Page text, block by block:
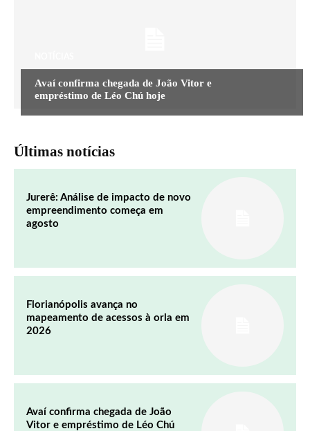
Avaí confirma chegada de João Vitor e
empréstimo de Léo Chú hoje
Últimas notícias
Jurerê: Análise de impacto de novo
empreendimento começa em
agosto
Florianópolis avança no
mapeamento de acessos à orla em
2026
Avaí confirma chegada de João
Vitor e empréstimo de Léo Chú